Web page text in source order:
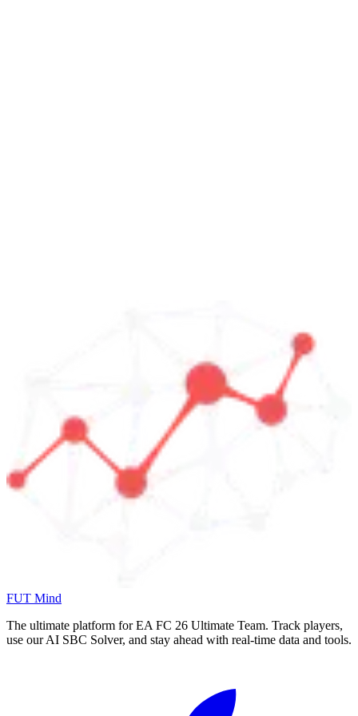
FUT Mind
The ultimate platform for EA FC 26 Ultimate Team. Track players,
use our AI SBC Solver, and stay ahead with real-time data and tools.